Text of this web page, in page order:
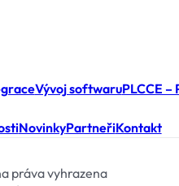
Vývoj softwaruPLCCE
NovinkyPartneřiKontakt
práva vyhrazena